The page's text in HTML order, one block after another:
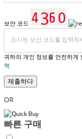
보안 코드
귀하의 개인 정보를 안전하게
책
제출하다
OR
빠른 구매